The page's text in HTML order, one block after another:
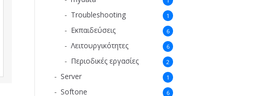
Troubleshooting 1
Εκπαιδεύσεις 6
Λειτουργικότητες 6
Περιοδικές εργασίες 2
Server 1
Softone 6